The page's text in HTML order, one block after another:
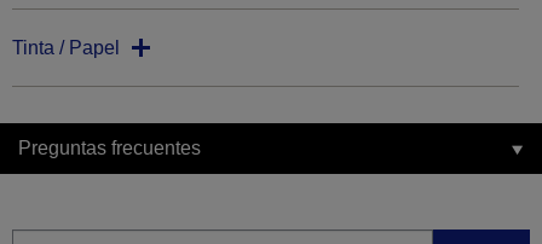
Tinta / Papel
Preguntas frecuentes